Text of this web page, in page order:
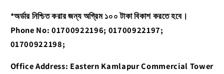
*অর্ডার নিশ্চিত করার জন্য অগ্রিম ১০০ টাকা বিকাশ করতে হবে।
Phone No: 01700922196; 01700922197;
01700922198;
Office Address: Eastern Kamlapur Commercial Tower